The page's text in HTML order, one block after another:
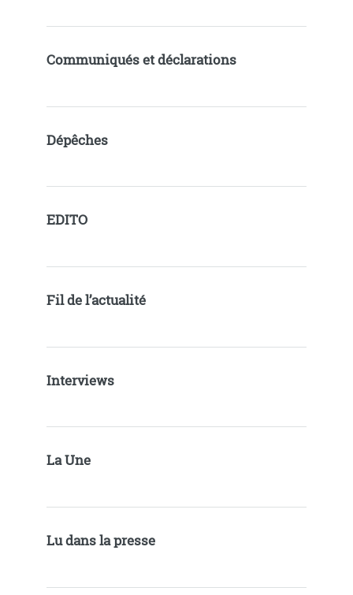
Communiqués et déclarations
Dépêches
EDITO
Fil de l’actualité
Interviews
La Une
Lu dans la presse